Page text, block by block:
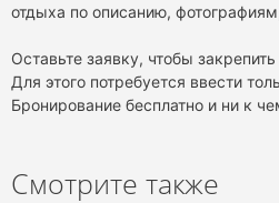
отдыха по описанию,
Оставьте заявку, чтобы
Для этого потребуется ввести
Бронирование бесплатно и ни к
Смотрите также